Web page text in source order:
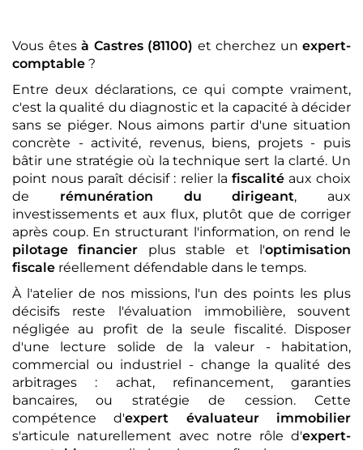
Vous êtes à Castres (81100) et cherchez un expert-
comptable ?
Entre deux déclarations, ce qui compte vraiment,
c'est la qualité du diagnostic et la capacité à décider
sans se piéger. Nous aimons partir d'une situation
concrète - activité, revenus, biens, projets - puis
bâtir une stratégie où la technique sert la clarté. Un
point nous paraît décisif : relier la fiscalitéaux choix
de rémunération du dirigeant, aux
investissements et aux flux, plutôt que de corriger
après coup. En structurant l'information, on rend le
pilotage financier plus stable et l'optimisation
fiscale réellement défendable dans le temps.
À l'atelier de nos missions, l'un des points les plus
décisifs reste l'évaluation immobilière, souvent
négligée au profit de la seule fiscalité. Disposer
d'une lecture solide de la valeur - habitation,
commercial ou industriel - change la qualité des
arbitrages : achat, refinancement, garanties
bancaires, ou stratégie de cession. Cette
compétence d'expert évaluateur immobilier
s'articule naturellement avec notre rôle d'expert-